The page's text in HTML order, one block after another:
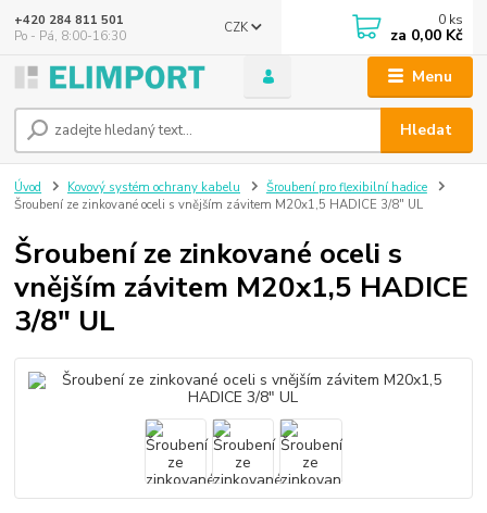
Menu
CZK
Hledat
+420 284 811 501
Po - Pá, 8:00-16:30
0 ks
za 0,00 Kč
Úvod Kovový systém ochrany kabelu
Šroubení pro flexibilní hadice
Šroubení ze zinkované oceli s vnějším závitem M20x1,5 HADICE 3/8" UL
Šroubení ze zinkované oceli s
vnějším závitem M20x1,5 HADICE
3/8" UL